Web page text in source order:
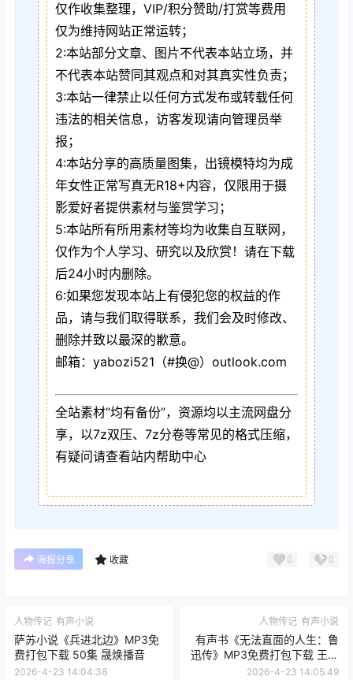
仅作收集整理，VIP/积分赞助/打赏等费用
仅为维持网站正常运转；
2:本站部分文章、图片不代表本站立场，并
不代表本站赞同其观点和对其真实性负责；
3:本站一律禁止以任何方式发布或转载任何
违法的相关信息，访客发现请向管理员举
报；
4:本站分享的高质量图集，出镜模特均为成
年女性正常写真无R18+内容，仅限用于摄
影爱好者提供素材与鉴赏学习；
5:本站所有所用素材等均为收集自互联网，
仅作为个人学习、研究以及欣赏！请在下载
后24小时内删除。
6:如果您发现本站上有侵犯您的权益的作
品，请与我们取得联系，我们会及时修改、
删除并致以最深的歉意。
邮箱：yabozi521（#换@）outlook.com
全站素材“均有备份”，资源均以主流网盘分
享，以7z双压、7z分卷等常见的格式压缩，
有疑问请查看站内帮助中心
海报分享 收藏 0 0
人物传记 有声小说
萨苏小说《兵进北边》MP3免
费打包下载 50集 晟焕播音
2026-4-23 14:04:38
人物传记 有声小说
有声书《无法直面的人生：鲁
迅传》MP3免费打包下载 王晓
明作品 46集 小新播音
2026-4-23 14:05:49